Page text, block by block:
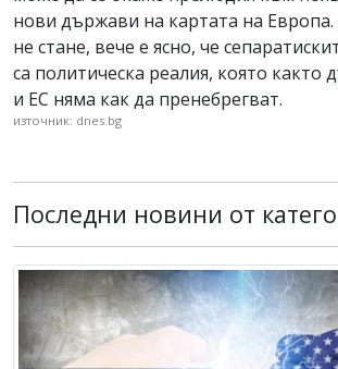
нови държави на картата на
не стане, вече е ясно, че
са политическа реалия, която както
и ЕС няма как да пренебрегват.
източник: dnes.bg
Последни новини от